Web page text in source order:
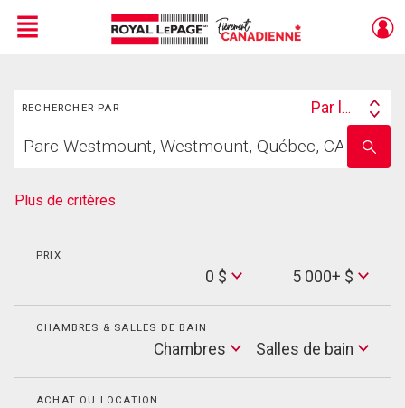
Menu
RECHERCHER PAR
Search
Par lieu
votre
nom
Plus de critères
PRIX
0 $
Max
Price
5 000+ $
CHAMBRES & SALLES DE BAIN
Chambres
Salles
de
Salles de bain
ACHAT OU LOCATION